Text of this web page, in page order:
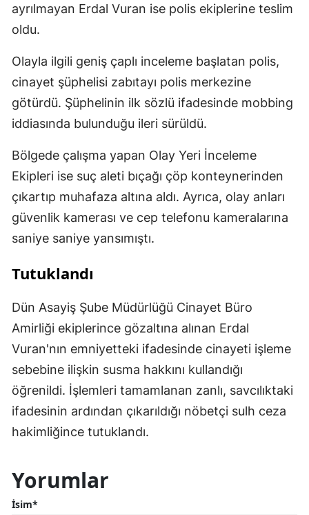
ayrılmayan Erdal Vuran ise polis ekiplerine teslim
oldu.
Olayla ilgili geniş çaplı inceleme başlatan polis,
cinayet şüphelisi zabıtayı polis merkezine
götürdü. Şüphelinin ilk sözlü ifadesinde mobbing
iddiasında bulunduğu ileri sürüldü.
Bölgede çalışma yapan Olay Yeri İnceleme
Ekipleri ise suç aleti bıçağı çöp konteynerinden
çıkartıp muhafaza altına aldı. Ayrıca, olay anları
güvenlik kamerası ve cep telefonu kameralarına
saniye saniye yansımıştı.
Tutuklandı
Dün Asayiş Şube Müdürlüğü Cinayet Büro
Amirliği ekiplerince gözaltına alınan Erdal
Vuran'nın emniyetteki ifadesinde cinayeti işleme
sebebine ilişkin susma hakkını kullandığı
öğrenildi. İşlemleri tamamlanan zanlı, savcılıktaki
ifadesinin ardından çıkarıldığı nöbetçi sulh ceza
hakimliğince tutuklandı.
Yorumlar
İsim*